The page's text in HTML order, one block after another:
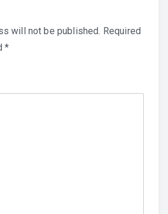
will not be published. Required
*